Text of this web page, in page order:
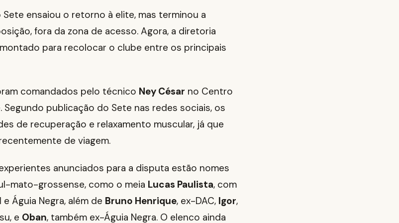
Sete ensaiou o retorno à elite, mas terminou a
fora da zona de acesso. Agora, a diretoria
para recolocar o clube entre os principais
comandados pelo técnico Ney César no Centro
publicação do Sete nas redes sociais, os
de recuperação e relaxamento muscular, já que
de viagem.
anunciados para a disputa estão nomes
mato-grossense, como o meia Lucas Paulista, com
Águia Negra, além de Bruno Henrique, ex-DAC, Igor,
e Oban, também ex-Águia Negra. O elenco ainda